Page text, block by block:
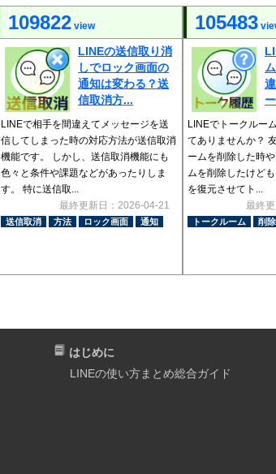
109822 view
LINEの送信取り消
しでロック画面の
通知は変わる？送
信取消方...
LINEで相手を間違えてメッセージを送
信してしまった時の対応方法が送信取消
機能です。 しかし、送信取消機能にも
色々と条件や課題などがあったりしま
す。 特に送信取...
最終更新日：2026-04-21
送信取消 方法 ロック画面 通知
105483
LINEでトークルー
てありませんか？
ームを削除した時
ムを削除したけど
を復元させてト...
最終
トークルーム 削除
はじめに
LINEの使い方まとめ総合ガイド